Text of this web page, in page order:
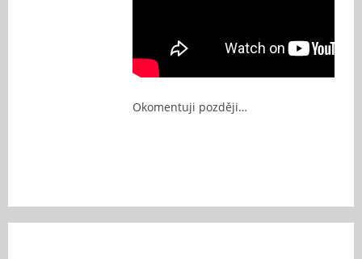
Okomentuji později…